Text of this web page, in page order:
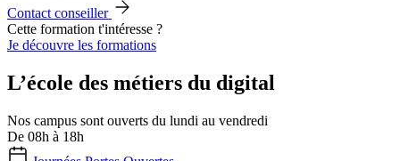
Contact conseiller
Cette formation t'intéresse ?
Je découvre les formations
L’école des métiers du digital
Nos campus sont ouverts du lundi au vendredi
De 08h à 18h